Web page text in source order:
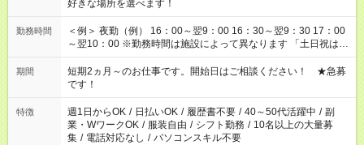
好きな場所を選べます！
勤務時間
＜例＞ 夜勤（例） 16：00～翌9：00 16：30～翌9：30 17：00
～翌10：00 ※勤務時間は施設によって異なります 「土日祝は休
みたい」 「しっかり稼ぎたい」 「もう少し遅い時間から始めた
い」など ご希望にあったお仕事をご案内いたします。 ※未経験
の方の場合は1～2ヶ月間は日中での仕事を経験いただき、 お
仕事に慣れてからの夜勤になります。 ★家庭の都合でお休みが
必要な場合も遠慮なくご相談ください。
期間
短期2ヵ月～のお仕事です。開始日はご相談ください！ ★急募
です！
特徴 週1日からOK / 日払いOK / 履歴書不要 / 40～50代活躍中 / 副
業・WワークOK / 服装自由 / シフト勤務 / 10名以上の大量募
集 / 電話対応なし / パソコンスキル不要